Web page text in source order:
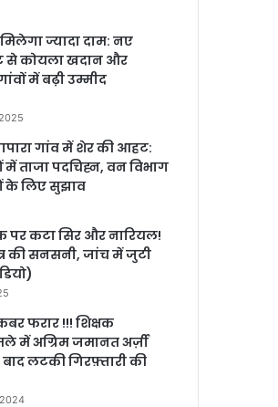
ज्यादा दाम: नए
से कोयला खदान और
में बढ़ी उम्मीद
गांव में शेर की आहट:
ताजा पदचिह्न, वन विभाग
के लिए सुझाव
पर कटा सिर और नारियल!
की सनसनी, जांच में जुटी
फरार !!! शिक्षक
में अग्रिम जमानत अर्ज़ी
लटकी गिरफ़्तारी की